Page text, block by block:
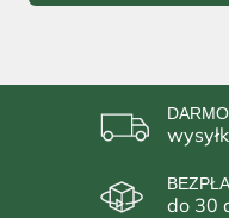
do 30